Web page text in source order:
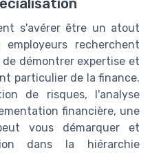
s'avérer être un atout
recherchent
démontrer expertise et
particulier de la finance.
de risques, l'analyse
financière, une
vous démarquer et
dans la hiérarchie